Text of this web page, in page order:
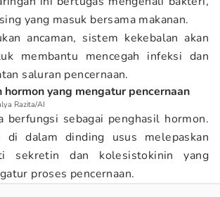
yang masuk bersama makanan.
ancaman, sistem kekebalan akan
membantu mencegah infeksi dan
saluran pencernaan.
yang mengatur pencernaan
Razita/AI
berfungsi sebagai penghasil hormon.
di dalam dinding usus melepaskan
sekretin dan kolesistokinin yang
proses pencernaan.